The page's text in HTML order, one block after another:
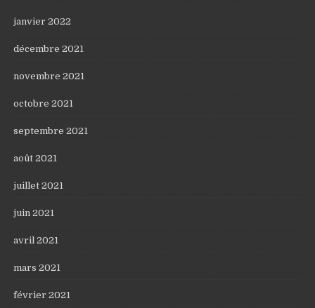
janvier 2022
décembre 2021
novembre 2021
octobre 2021
septembre 2021
août 2021
juillet 2021
juin 2021
avril 2021
mars 2021
février 2021